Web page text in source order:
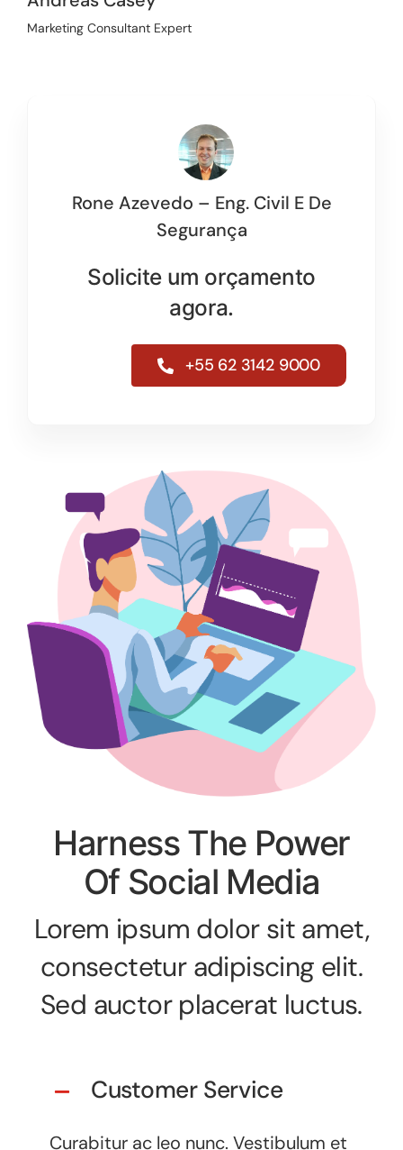
Marketing Consultant Expert
Rone Azevedo – Eng. Civil E De
Segurança
Solicite um orçamento
agora.
+55 62 3142 9000
Harness The Power
Of Social Media
Lorem ipsum dolor sit amet,
consectetur adipiscing elit.
Sed auctor placerat luctus.
Customer Service
Curabitur ac leo nunc. Vestibulum et